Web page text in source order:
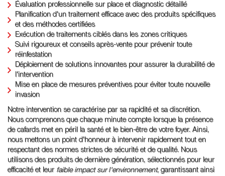
Évaluation professionnelle sur place et diagnostic détaillé
Planification d'un traitement efficace avec des produits spécifiques
et des méthodes certifiées
Exécution de traitements ciblés dans les zones critiques
Suivi rigoureux et conseils après-vente pour prévenir toute
réinfestation
Déploiement de solutions innovantes pour assurer la durabilité de
l'intervention
Mise en place de mesures préventives pour éviter toute nouvelle
invasion
Notre intervention se caractérise par sa rapidité et sa discrétion.
Nous comprenons que chaque minute compte lorsque la présence
de cafards met en péril la santé et le bien-être de votre foyer. Ainsi,
nous mettons un point d'honneur à intervenir rapidement tout en
respectant des normes strictes de sécurité et de qualité. Nous
utilisons des produits de dernière génération, sélectionnés pour leur
efficacité et leur faible impact sur l'environnement, garantissant ainsi